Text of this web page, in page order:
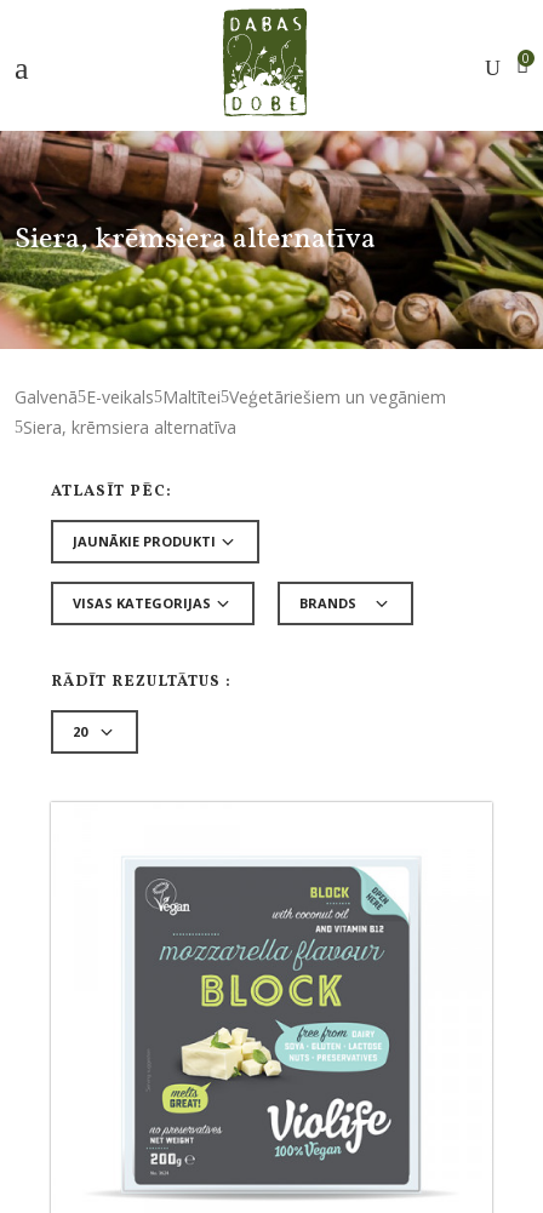
0
Siera, krēmsiera alternatīva
Galvenā E-veikals Maltītei Veģetāriešiem un vegāniem
Siera, krēmsiera alternatīva
ATLASĪT PĒC:
RĀDĪT REZULTĀTUS :